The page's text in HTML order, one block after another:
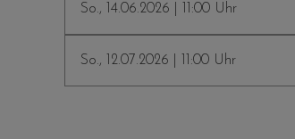
So., 14.06.2026 | 11:00 Uhr
So., 12.07.2026 | 11:00 Uhr